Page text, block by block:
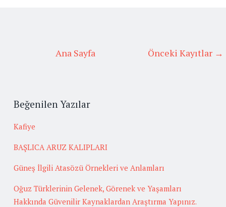
Önceki Kayıtlar →
Ana Sayfa
Beğenilen Yazılar
Kafiye
BAŞLICA ARUZ KALIPLARI
Güneş İlgili Atasözü Örnekleri ve Anlamları
Oğuz Türklerinin Gelenek, Görenek ve Yaşamları
Hakkında Güvenilir Kaynaklardan Araştırma Yapınız.